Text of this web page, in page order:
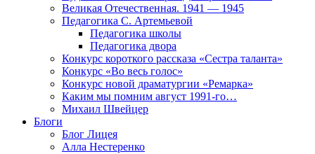
Великая Отечественная. 1941 — 1945
Педагогика С. Артемьевой
Педагогика школы
Педагогика двора
Конкурс короткого рассказа «Сестра таланта»
Конкурс «Во весь голос»
Конкурс новой драматургии «Ремарка»
Каким мы помним август 1991-го…
Михаил Швейцер
Блоги
Блог Лицея
Алла Нестеренко